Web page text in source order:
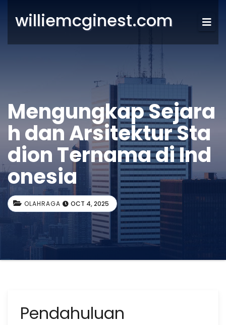
williemcginest.com
Mengungkap Sejara
h dan Arsitektur Sta
dion Ternama di Ind
onesia
OLAHRAGA OCT 4, 2025
Pendahuluan